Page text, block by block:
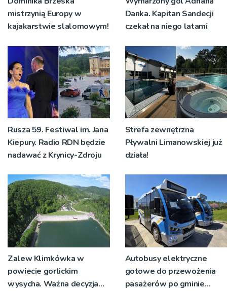
mistrzynią Europy w
kajakarstwie slalomowym!
Danka. Kapitan Sandecji
czekał na niego latami
Rusza 59. Festiwal im. Jana
Kiepury. Radio RDN będzie
nadawać z Krynicy-Zdroju
Strefa zewnętrzna
Pływalni Limanowskiej już
działa!
Zalew Klimkówka w
powiecie gorlickim
wysycha. Ważna decyzja
Autobusy elektryczne
gotowe do przewożenia
pasażerów po gminie